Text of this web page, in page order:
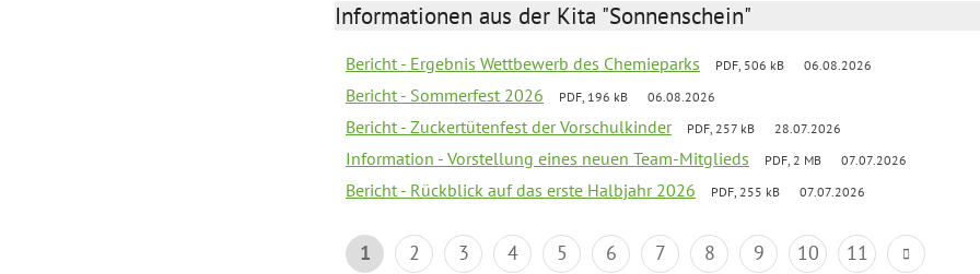
Informationen aus der Kita "Sonnenschein"
Bericht - Ergebnis Wettbewerb des Chemieparks PDF, 506 kB 06.08.2026
Bericht - Sommerfest 2026 PDF, 196 kB 06.08.2026
Bericht - Zuckertütenfest der Vorschulkinder PDF, 257 kB 28.07.2026
Information - Vorstellung eines neuen Team-Mitglieds PDF, 2 MB 07.07.2026
Bericht - Rückblick auf das erste Halbjahr 2026 PDF, 255 kB 07.07.2026
1 2 3 4 5 6 7 8 9 10 11